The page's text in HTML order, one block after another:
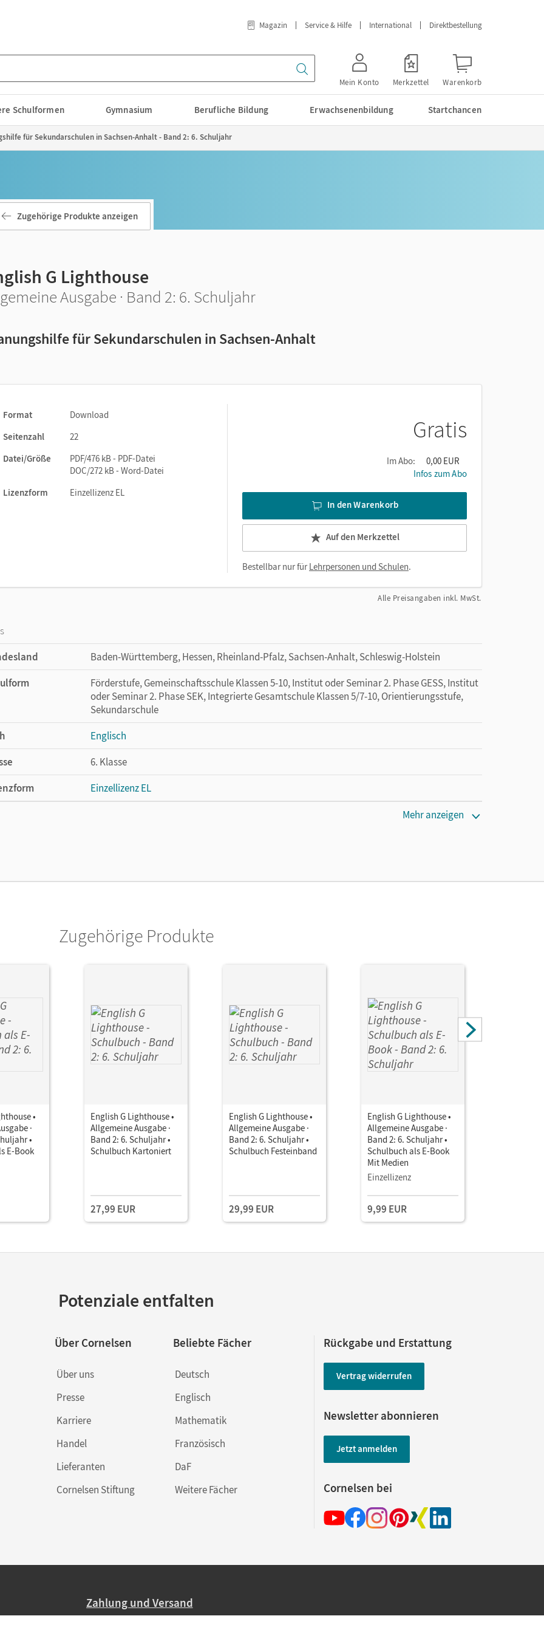
Magazin Service & Hilfe International Direktbestellung
Mein Konto Merkzettel Warenkorb
Schulformen Gymnasium Berufliche Bildung Erwachsenenbildung Startchancen
für Sekundarschulen in Sachsen-Anhalt - Band 2: 6. Schuljahr
Zugehörige Produkte anzeigen
G Lighthouse
Ausgabe · Band 2: 6. Schuljahr
für Sekundarschulen in Sachsen-Anhalt
Format
Download
Seitenzahl
22
Datei/Größe
PDF/476 kB - PDF-Datei
DOC/272 kB - Word-Datei
Lizenzform
Einzellizenz EL
Gratis
Im Abo:
0,00 EUR
Infos zum Abo
In den Warenkorb
Auf den Merkzettel
Bestellbar nur fürLehrpersonen und Schulen.
Alle Preisangaben inkl. MwSt.
Baden-Württemberg, Hessen, Rheinland-Pfalz, Sachsen-Anhalt, Schleswig-Holstein
Förderstufe, Gemeinschaftsschule Klassen 5-10, Institut oder Seminar 2. Phase GESS, Institut
oder Seminar 2. Phase SEK, Integrierte Gesamtschule Klassen 5/7-10, Orientierungsstufe,
Sekundarschule
Englisch
6. Klasse
Einzellizenz EL
Mehr anzeigen
Zugehörige Produkte
•
·
•
E-Book
English G Lighthouse •
Allgemeine Ausgabe ·
Band 2: 6. Schuljahr •
Schulbuch Kartoniert
27,99 EUR
English G Lighthouse •
Allgemeine Ausgabe ·
Band 2: 6. Schuljahr •
Schulbuch Festeinband
29,99 EUR
English G Lighthouse •
Allgemeine Ausgabe ·
Band 2: 6. Schuljahr •
Schulbuch als E-Book
Mit Medien
Einzellizenz
9,99 EUR
Potenziale entfalten
Über Cornelsen
Über uns
Presse
Karriere
Handel
Lieferanten
Cornelsen Stiftung
Beliebte Fächer
Deutsch
Englisch
Mathematik
Französisch
DaF
Weitere Fächer
Rückgabe und Erstattung
Vertrag widerrufen
Newsletter abonnieren
Jetzt anmelden
Cornelsen bei
Zahlung und Versand